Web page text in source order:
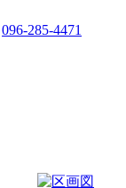
096-285-4471